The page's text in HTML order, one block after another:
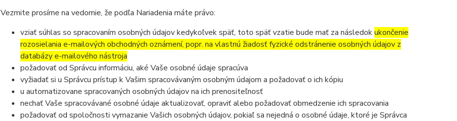
Vezmite prosíme na vedomie, že podľa Nariadenia máte právo:
vziať súhlas so spracovaním osobných údajov kedykoľvek späť, toto späť vzatie bude mať za následokukončenie
rozosielania e-mailových obchodných oznámení, popr. na vlastnú žiadosť fyzické odstránenie osobných údajov z
databázy e-mailového nástroja
požadovať od Správcu informáciu, aké Vaše osobné údaje spracúva
vyžiadať si u Správcu prístup k Vašim spracovávaným osobným údajom a požadovať o ich kópiu
u automatizovane spracovaných osobných údajov na ich prenositeľnosť
nechať Vaše spracovávané osobné údaje aktualizovať, opraviť alebo požadovať obmedzenie ich spracovania
požadovať od spoločnosti vymazanie Vašich osobných údajov, pokiaľ sa nejedná o osobné údaje, ktoré je Správca